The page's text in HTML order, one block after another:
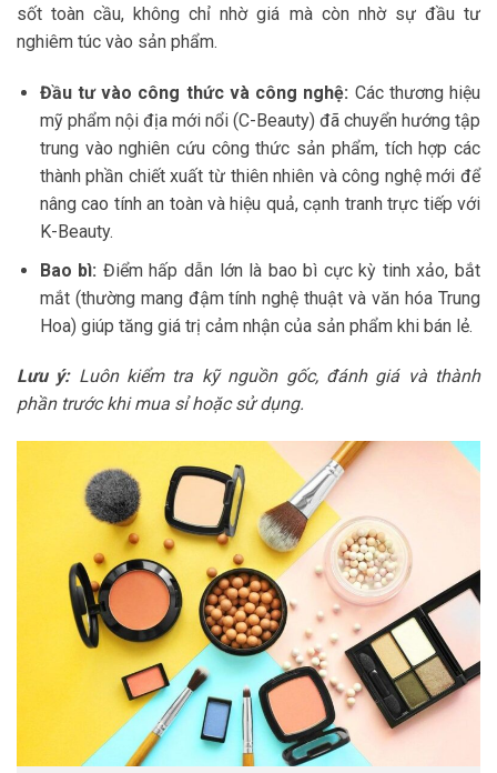
sốt toàn cầu, không chỉ nhờ giá mà còn nhờ sự đầu tư
nghiêm túc vào sản phẩm.
Đầu tư vào công thức và công nghệ: Các thương hiệu
mỹ phẩm nội địa mới nổi (C-Beauty) đã chuyển hướng tập
trung vào nghiên cứu công thức sản phẩm, tích hợp các
thành phần chiết xuất từ thiên nhiên và công nghệ mới để
nâng cao tính an toàn và hiệu quả, cạnh tranh trực tiếp với
K-Beauty.
Bao bì: Điểm hấp dẫn lớn là bao bì cực kỳ tinh xảo, bắt
mắt (thường mang đậm tính nghệ thuật và văn hóa Trung
Hoa) giúp tăng giá trị cảm nhận của sản phẩm khi bán lẻ.
Lưu ý:Luôn kiểm tra kỹ nguồn gốc, đánh giá và thành
phần trước khi mua sỉ hoặc sử dụng.